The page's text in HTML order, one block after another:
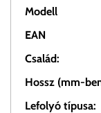
Modell
EAN
Család:
Hossz (mm-
Lefolyó típusa: